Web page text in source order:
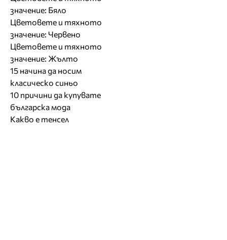
значение: Бяло
Цветовете и тяхното
значение: Червено
Цветовете и тяхното
значение: Жълто
15 начина да носим
класическо синьо
10 причини да купувате
българска мода
Какво е тенсел